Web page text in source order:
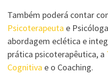
Também poderá contar
Psicoterapeuta e
abordagem eclética e
prática psicoterapêutica, a
Cognitiva e o Coaching.